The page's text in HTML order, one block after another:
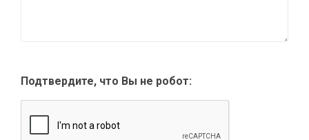
Подтвердите, что Вы не робот: